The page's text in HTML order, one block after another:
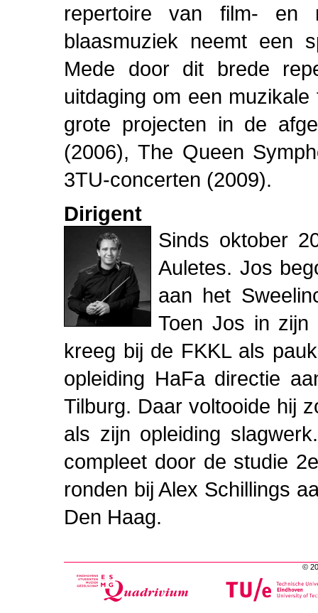
repertoire van film- en
blaasmuziek neemt een
Mede door dit brede
uitdaging om een
grote projecten in de
(2006), The Queen
3TU-concerten (2009).
Dirigent
Sinds oktober
Auletes. Jos
aan het
Toen Jos in zijn
kreeg bij de FKKL als
opleiding HaFa directie
Tilburg. Daar voltooide hij
als zijn opleiding
compleet door de studie
ronden bij Alex Schillings
Den Haag.
©